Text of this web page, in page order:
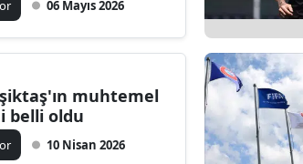
Erzurum
Eskişehir
Gaziantep
06 Mayıs 2026
muhtemel
belli oldu
10 Nisan 2026